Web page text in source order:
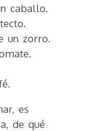
caballo.
un zorro.
es
de qué